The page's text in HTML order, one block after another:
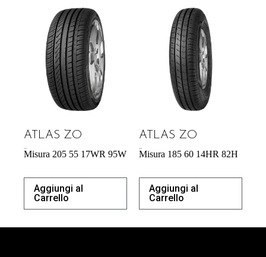
ATLAS ZO
Misura 205 55 17WR 95W
Aggiungi al
Carrello
ATLAS ZO
Misura 185 60 14HR 82H
Aggiungi al
Carrello